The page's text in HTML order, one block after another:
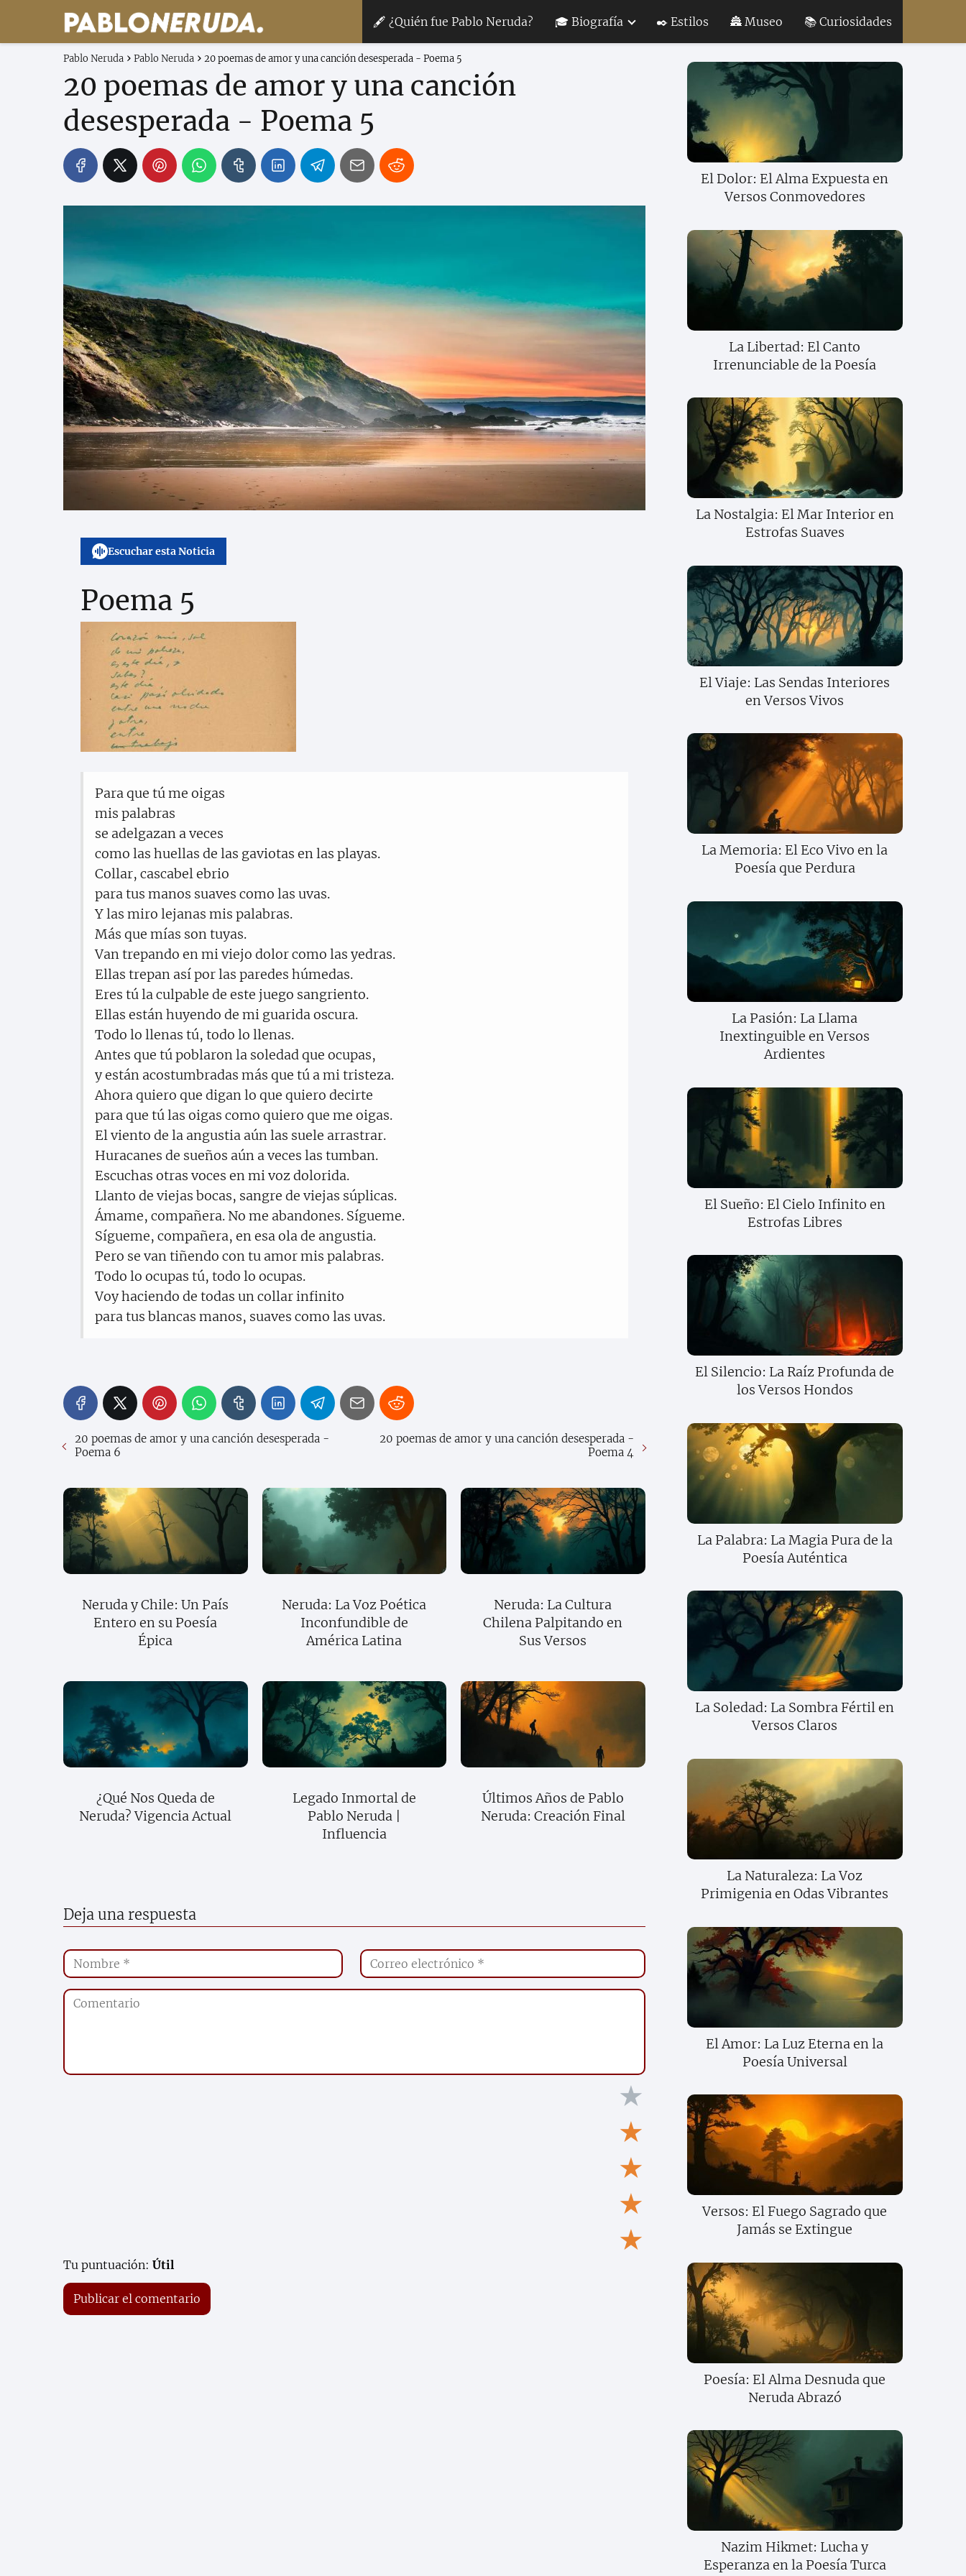
🖋 ¿Quién fue Pablo Neruda? 🎓 Biografía ✒️ Estilos 🏯 Museo 📚 Curiosidades
Pablo Neruda Pablo Neruda 20 poemas de amor y una canción desesperada - Poema 5
20 poemas de amor y una canción
desesperada - Poema 5
Escuchar esta Noticia
Poema 5
Para que tú me oigas
mis palabras
se adelgazan a veces
como las huellas de las gaviotas en las playas.
Collar, cascabel ebrio
para tus manos suaves como las uvas.
Y las miro lejanas mis palabras.
Más que mías son tuyas.
Van trepando en mi viejo dolor como las yedras.
Ellas trepan así por las paredes húmedas.
Eres tú la culpable de este juego sangriento.
Ellas están huyendo de mi guarida oscura.
Todo lo llenas tú, todo lo llenas.
Antes que tú poblaron la soledad que ocupas,
y están acostumbradas más que tú a mi tristeza.
Ahora quiero que digan lo que quiero decirte
para que tú las oigas como quiero que me oigas.
El viento de la angustia aún las suele arrastrar.
Huracanes de sueños aún a veces las tumban.
Escuchas otras voces en mi voz dolorida.
Llanto de viejas bocas, sangre de viejas súplicas.
Ámame, compañera. No me abandones. Sígueme.
Sígueme, compañera, en esa ola de angustia.
Pero se van tiñendo con tu amor mis palabras.
Todo lo ocupas tú, todo lo ocupas.
Voy haciendo de todas un collar infinito
para tus blancas manos, suaves como las uvas.
20 poemas de amor y una canción desesperada -
Poema 6
20 poemas de amor y una canción desesperada -
Poema 4
Neruda y Chile: Un País
Entero en su Poesía
Épica
Neruda: La Voz Poética
Inconfundible de
América Latina
Neruda: La Cultura
Chilena Palpitando en
Sus Versos
¿Qué Nos Queda de
Neruda? Vigencia Actual
Legado Inmortal de
Pablo Neruda |
Influencia
Últimos Años de Pablo
Neruda: Creación Final
Deja una respuesta
★
★
★
★
★
Tu puntuación: Útil
El Dolor: El Alma Expuesta en
Versos Conmovedores
La Libertad: El Canto
Irrenunciable de la Poesía
La Nostalgia: El Mar Interior en
Estrofas Suaves
El Viaje: Las Sendas Interiores
en Versos Vivos
La Memoria: El Eco Vivo en la
Poesía que Perdura
La Pasión: La Llama
Inextinguible en Versos
Ardientes
El Sueño: El Cielo Infinito en
Estrofas Libres
El Silencio: La Raíz Profunda de
los Versos Hondos
La Palabra: La Magia Pura de la
Poesía Auténtica
La Soledad: La Sombra Fértil en
Versos Claros
La Naturaleza: La Voz
Primigenia en Odas Vibrantes
El Amor: La Luz Eterna en la
Poesía Universal
Versos: El Fuego Sagrado que
Jamás se Extingue
Poesía: El Alma Desnuda que
Neruda Abrazó
Nazim Hikmet: Lucha y
Esperanza en la Poesía Turca